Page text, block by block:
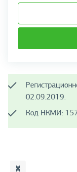
02.09.2019.
Код НКМИ: